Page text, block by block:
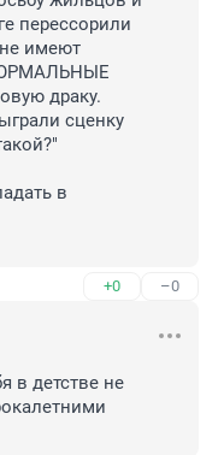
перессорили
имеют
драку.
сценку
в
+0 –0
в детстве не